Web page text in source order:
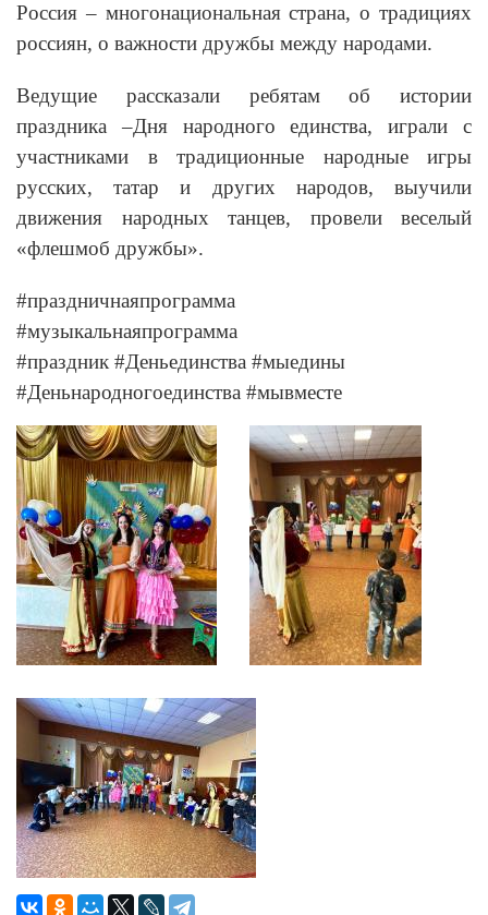
Россия – многонациональная страна, о традициях
россиян, о важности дружбы между народами.
Ведущие рассказали ребятам об истории
праздника –Дня народного единства, играли с
участниками в традиционные народные игры
русских, татар и других народов, выучили
движения народных танцев, провели веселый
«флешмоб дружбы».
#праздничнаяпрограмма
#музыкальнаяпрограмма
#праздник #Деньединства #мыедины
#Деньнародногоединства #мывместе